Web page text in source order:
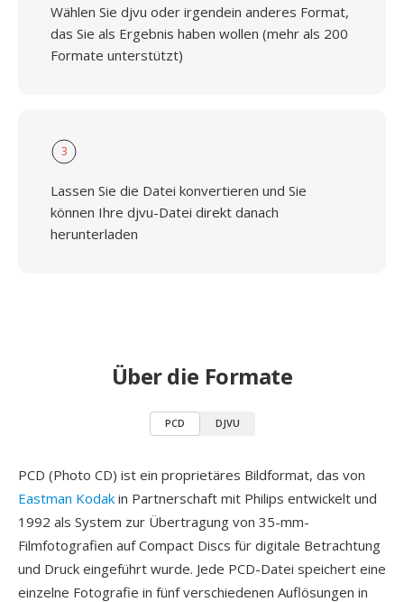
Wählen Sie djvu oder irgendein anderes Format,
das Sie als Ergebnis haben wollen (mehr als 200
Formate unterstützt)
3
Lassen Sie die Datei konvertieren und Sie
können Ihre djvu-Datei direkt danach
herunterladen
Über die Formate
PCD DJVU
PCD (Photo CD) ist ein proprietäres Bildformat, das von
Eastman Kodak in Partnerschaft mit Philips entwickelt und
1992 als System zur Übertragung von 35-mm-
Filmfotografien auf Compact Discs für digitale Betrachtung
und Druck eingeführt wurde. Jede PCD-Datei speichert eine
einzelne Fotografie in fünf verschiedenen Auflösungen in